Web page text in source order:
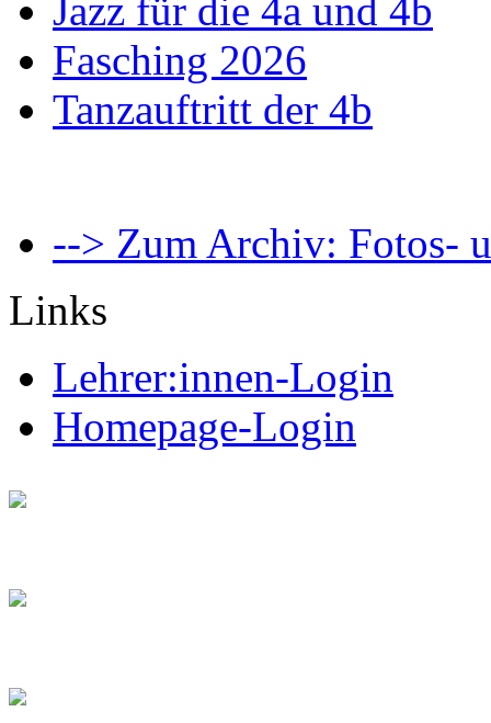
Jazz für die 4a und 4b
Fasching 2026
Tanzauftritt der 4b
--> Zum Archiv: Fotos-
Links
Lehrer:innen-Login
Homepage-Login